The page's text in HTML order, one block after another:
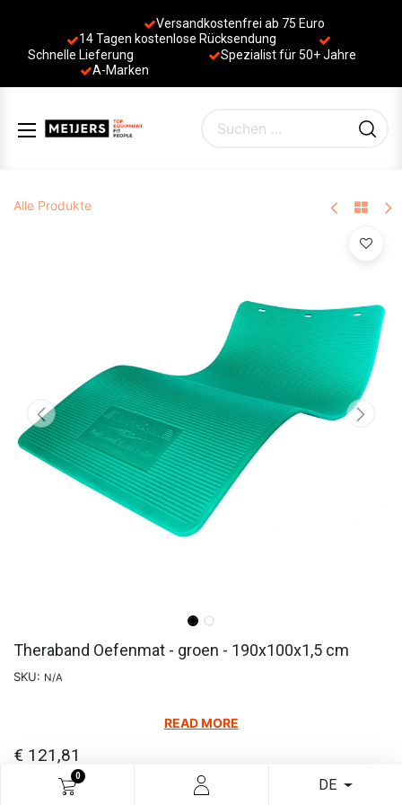
0
DE
Versandkostenfrei ab 75 Euro
14 Tagen kostenlose Rücksendung
Schnelle Lieferung
Spezialist für 50+ Jahre
A-Marken
Alle Produkte
Theraband Oefenmat - groen - 190x100x1,5 cm
SKU: N/A
READ MORE
€ 121,81